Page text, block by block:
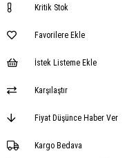
Kritik Stok
Favorilere Ekle
İstek Listeme Ekle
Karşılaştır
Fiyat Düşünce Haber Ver
Kargo Bedava